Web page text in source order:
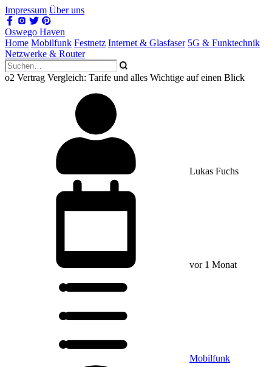
Impressum Über uns
Oswego Haven
Home Mobilfunk Festnetz Internet & Glasfaser 5G & Funktechnik
Netzwerke & Router
o2 Vertrag Vergleich: Tarife und alles Wichtige auf einen Blick
Lukas Fuchs
vor 1 Monat
Mobilfunk